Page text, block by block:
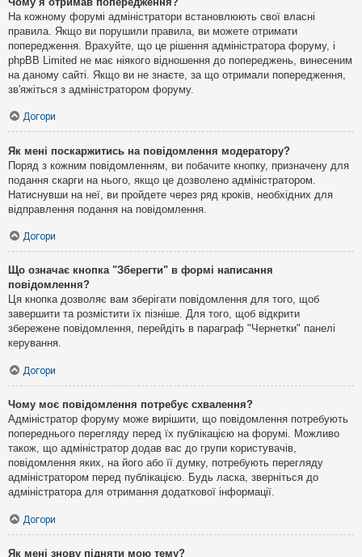
На кожному форумі адміністратори встановлюють свої власні
правила. Якщо ви порушили правила, ви можете отримати
попередження. Врахуйте, що це рішення адміністратора форуму, і
phpBB Limited не має ніякого відношення до попереджень, винесеним
на даному сайті. Якщо ви не знаєте, за що отримали попередження,
зв'яжіться з адміністратором форуму.
Догори
Як мені поскаржитись на повідомлення модератору?
Поряд з кожним повідомленням, ви побачите кнопку, призначену для
подання скарги на нього, якщо це дозволено адміністратором.
Натиснувши на неї, ви пройдете через ряд кроків, необхідних для
відправлення подання на повідомлення.
Догори
Що означає кнопка "Зберегти" в формі написання
повідомлення?
Ця кнопка дозволяє вам зберігати повідомлення для того, щоб
завершити та розмістити їх пізніше. Для того, щоб відкрити
збережене повідомлення, перейдіть в параграф "Чернетки" панелі
керування.
Догори
Чому моє повідомлення потребує схвалення?
Адміністратор форуму може вирішити, що повідомлення потребують
попереднього перегляду перед їх публікацією на форумі. Можливо
також, що адміністратор додав вас до групи користувачів,
повідомлення яких, на його або її думку, потребують перегляду
адміністратором перед публікацією. Будь ласка, зверніться до
адміністратора для отримання додаткової інформації.
Догори
Як мені знову підняти мою тему?